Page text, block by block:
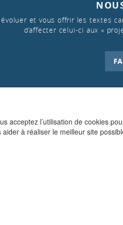
acceptez l’utilisation de cookies
à réaliser le meilleur site
et vous offrir les textes
d’affecter celui-ci aux «